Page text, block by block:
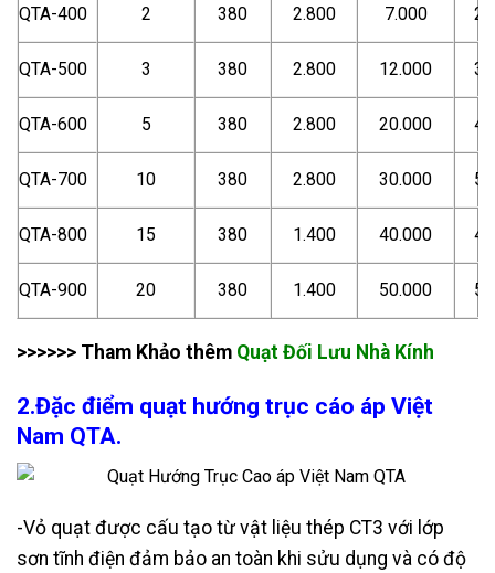
QTA-400 2 380 2.800 7.000
QTA-500 3 380 2.800 12.000
QTA-600 5 380 2.800 20.000
QTA-700 10 380 2.800 30.000
QTA-800 15 380 1.400 40.000
QTA-900 20 380 1.400 50.000
>>>>>> Tham Khảo thêm Quạt Đối Lưu Nhà Kính
2.Đặc điểm quạt hướng trục cáo áp Việt
Nam QTA.
-Vỏ quạt được cấu tạo từ vật liệu thép CT3 với lớp
sơn tĩnh điện đảm bảo an toàn khi sửu dụng và có độ